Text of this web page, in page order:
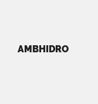
AMBHIDRO